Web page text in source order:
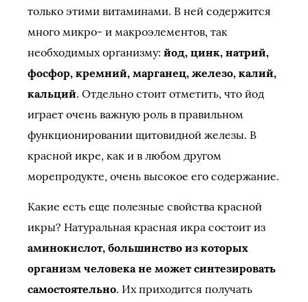
только этими витаминами. В ней содержится
много микро- и макроэлементов, так
необходимых организму: йод, цинк, натрий,
фосфор, кремний, марганец, железо, калий,
кальций. Отдельно стоит отметить, что йод
играет очень важную роль в правильном
функционировании щитовидной железы. В
красной икре, как и в любом другом
морепродукте, очень высокое его содержание.
Какие есть еще полезные свойства красной
икры? Натуральная красная икра состоит из
аминокислот, большинство из которых
организм человека не может синтезировать
самостоятельно. Их приходится получать